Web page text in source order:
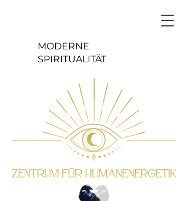
MODERNE
SPIRITUALITÄT